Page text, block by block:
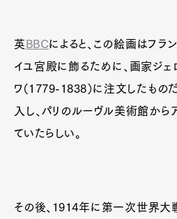
英 BBCによると、この絵画はフ
イユ宮殿に飾るために、画家ジェ
ワ（1779-1838）に注文したもの
入し、パリのルーヴル美術館か
ていたらしい。
その後、1914年に第一次世界大